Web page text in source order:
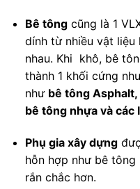
Bê tôngcũng là 1
dính từ nhiều vật
nhau. Khi khô, bê
thành 1 khối cứng
như bê tông
bê tông nhựa và các
Phụ gia xây dựng
hỗn hợp như bê
rắn chắc hơn.